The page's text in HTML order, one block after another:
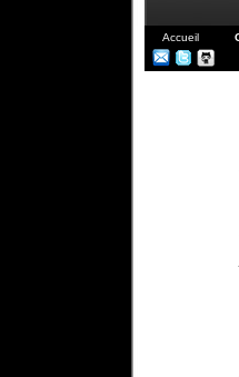
Accueil